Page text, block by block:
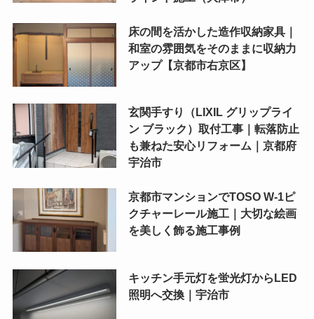
床の間を活かした造作収納家具｜
和室の雰囲気をそのままに収納力
アップ【京都市右京区】
玄関手すり（LIXIL グリップライ
ン ブラック）取付工事｜転落防止
も兼ねた安心リフォーム｜京都府
宇治市
京都市マンションでTOSO W-1ピ
クチャーレール施工｜大切な絵画
を美しく飾る施工事例
キッチン手元灯を蛍光灯からLED
照明へ交換｜宇治市